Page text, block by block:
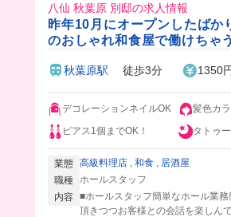
八仙 秋葉原 別邸の求人情報
昨年10月にオープンしたばか
のおしゃれ和食屋で働けちゃ
秋葉原駅 徒歩3分 1350
デコレーションネイルOK
髪色カ
ピアス1個までOK！
タトゥ
業態 高級料理店 和食
居酒屋
職種
ホールスタッフ
内容 ■ホールスタッフ簡単なホール業
頂きつつお客様との会話を楽しん